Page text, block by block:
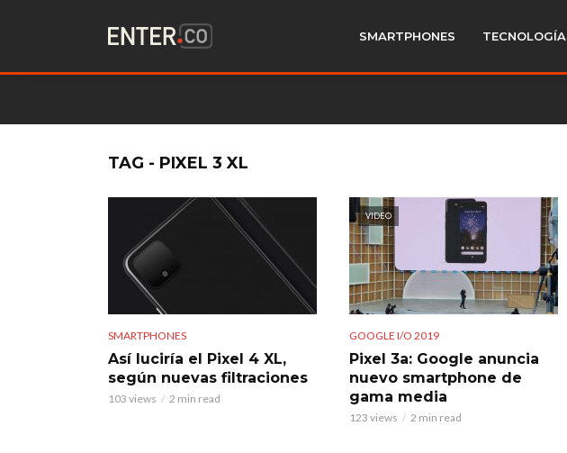
SMARTPHONES TECNOLOGÍA
TAG - PIXEL 3 XL
SMARTPHONES
Así luciría el Pixel 4 XL,
según nuevas filtraciones
103 views 2 min read
VIDEO
GOOGLE I/O 2019
Pixel 3a: Google anuncia
nuevo smartphone de
gama media
123 views 2 min read